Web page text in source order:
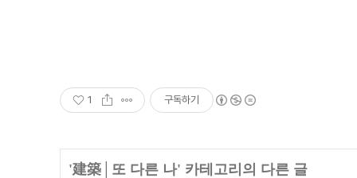
1 구독하기
'建築│또 다른 나' 카테고리의 다른 글